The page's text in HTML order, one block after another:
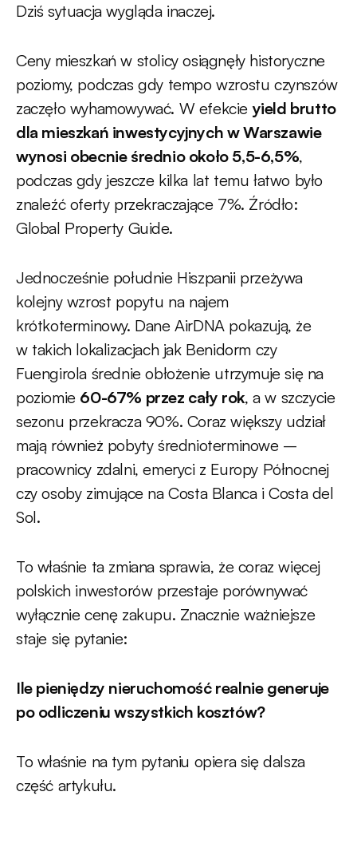
Dziś sytuacja wygląda inaczej.
Ceny mieszkań w stolicy osiągnęły historyczne
poziomy, podczas gdy tempo wzrostu czynszów
zaczęło wyhamowywać. W efekcie yield brutto
dla mieszkań inwestycyjnych w Warszawie
wynosi obecnie średnio około 5,5-6,5%,
podczas gdy jeszcze kilka lat temu łatwo było
znaleźć oferty przekraczające 7%. Źródło:
Global Property Guide.
Jednocześnie południe Hiszpanii przeżywa
kolejny wzrost popytu na najem
krótkoterminowy. Dane AirDNA pokazują, że
w takich lokalizacjach jak Benidorm czy
Fuengirola średnie obłożenie utrzymuje się na
poziomie 60-67% przez cały rok, a w szczycie
sezonu przekracza 90%. Coraz większy udział
mają również pobyty średnioterminowe –
pracownicy zdalni, emeryci z Europy Północnej
czy osoby zimujące na Costa Blanca i Costa del
Sol.
To właśnie ta zmiana sprawia, że coraz więcej
polskich inwestorów przestaje porównywać
wyłącznie cenę zakupu. Znacznie ważniejsze
staje się pytanie:
Ile pieniędzy nieruchomość realnie generuje
po odliczeniu wszystkich kosztów?
To właśnie na tym pytaniu opiera się dalsza
część artykułu.